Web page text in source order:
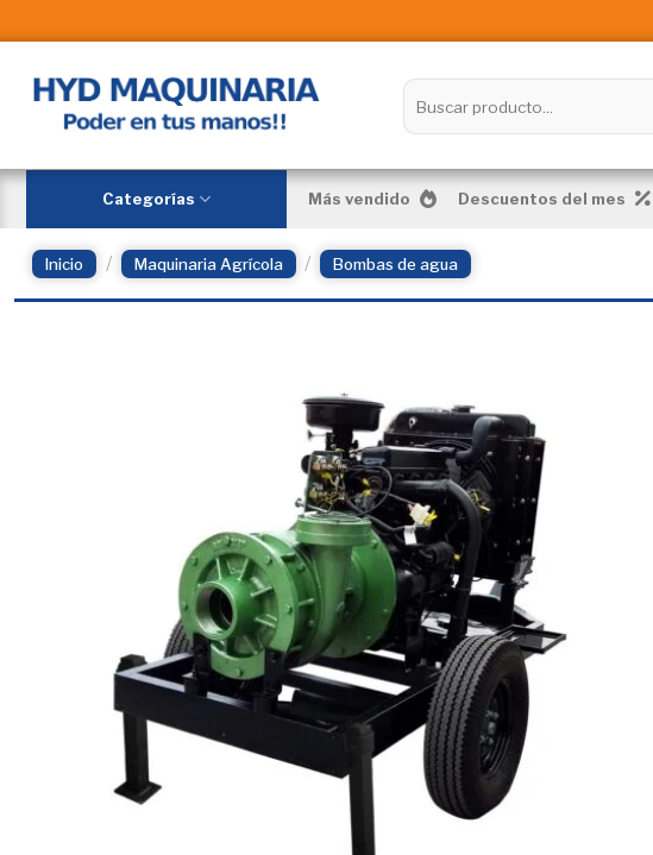
to
content
Buscar
por:
Categorías Más vendido Descuentos del mes
Inicio / Maquinaria Agrícola / Bombas de agua